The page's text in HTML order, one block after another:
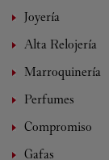
Joyería
Alta Relojería
Marroquinería
Perfumes
Compromiso
Gafas